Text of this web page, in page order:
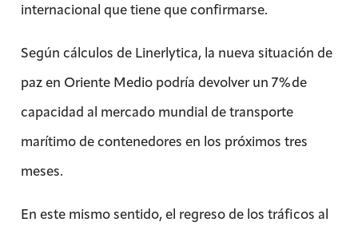
internacional que tiene que confirmarse.
Según cálculos de Linerlytica, la nueva situación de
paz en Oriente Medio podría devolver un 7%de
capacidad al mercado mundial de transporte
marítimo de contenedores en los próximos tres
meses.
En este mismo sentido, el regreso de los tráficos al